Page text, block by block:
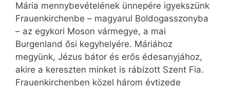
Mária mennybevételének ünnepére igyekszünk
Frauenkirchenbe – magyarul Boldogasszonyba
– az egykori Moson vármegye, a mai
Burgenland ősi kegyhelyére. Máriához
megyünk, Jézus bátor és erős édesanyjához,
akire a kereszten minket is rábízott Szent Fia.
Frauenkirchenben közel három évtizede